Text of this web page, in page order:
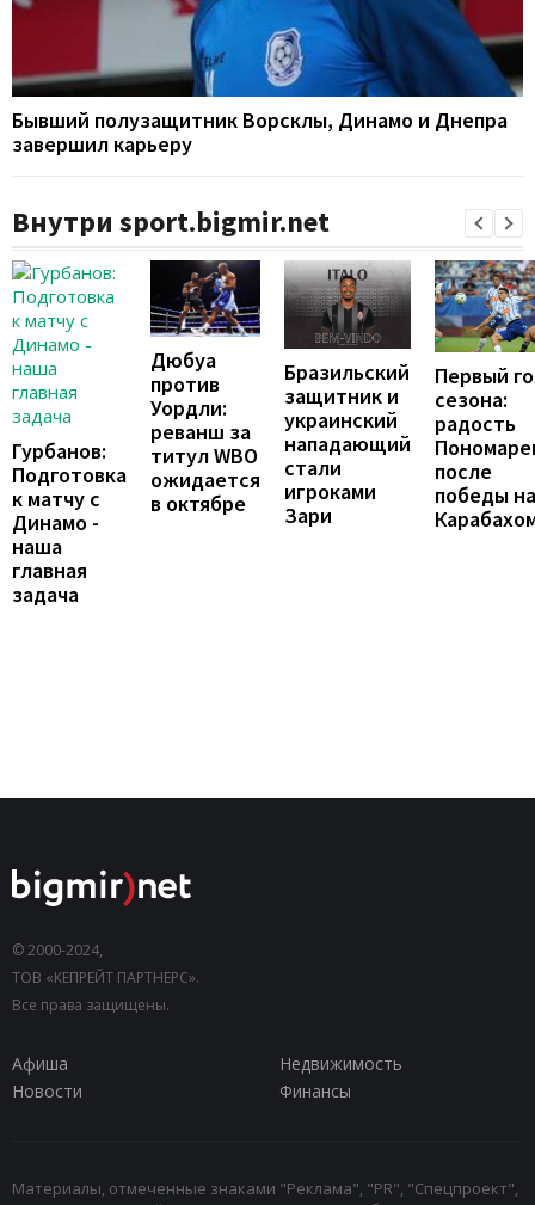
Бывший полузащитник Ворсклы, Динамо и Днепра
завершил карьеру
Внутри sport.bigmir.net
Гурбанов:
Подготовка
к матчу с
Динамо -
наша
главная
задача
Дюбуа
против
Уордли:
реванш за
титул WBO
ожидается
в октябре
Бразильский
защитник и
украинский
нападающий
стали
игроками
Зари
Первый
сезона:
радость
после
победы
© 2000-2024,
ТОВ «КЕПРЕЙТ ПАРТНЕРС».
Все права защищены.
Афиша
Недвижимость
Новости
Финансы
Материалы, отмеченные знаками "Реклама", "PR", "Спецпроект",